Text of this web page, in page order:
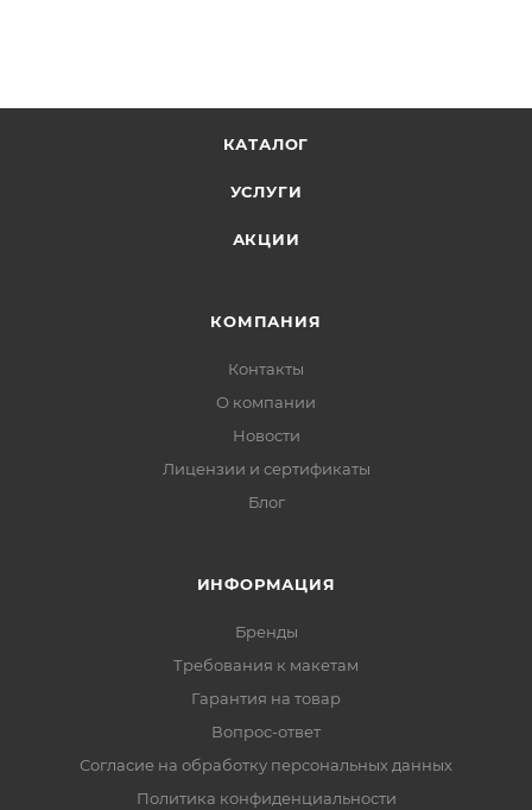
КАТАЛОГ
УСЛУГИ
АКЦИИ
КОМПАНИЯ
Контакты
О компании
Новости
Лицензии и сертификаты
Блог
ИНФОРМАЦИЯ
Бренды
Требования к макетам
Гарантия на товар
Вопрос-ответ
Согласие на обработку персональных данных
Политика конфиденциальности